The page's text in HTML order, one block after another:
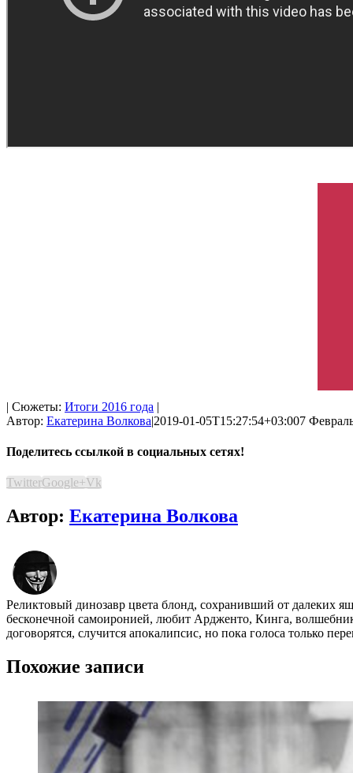
| Сюжеты: Итоги 2016 года |
Автор: Екатерина Волкова|2019-01-05T15:27:54+03:007
Поделитесь ссылкой в социальных сетях!
TwitterGoogle+Vk
Автор: Екатерина Волкова
Реликтовый динозавр цвета блонд, сохранивший от далеких
бесконечной самоиронией, любит Ардженто, Кинга,
договорятся, случится апокалипсис, но пока голоса только
Похожие записи